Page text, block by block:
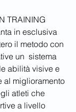
TRAINING
in esclusiva
il metodo con
un  sistema
abilità visive e
al miglioramento
atleti che
a livello